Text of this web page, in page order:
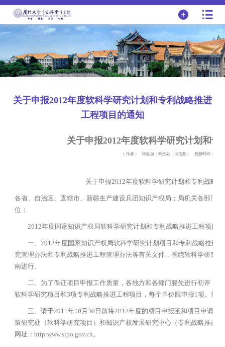
关于申报2012年度软科学研究计划和专利战略推进
工程项目的通知
关于申报2012年度软科学研究计划和
［ 作者： 转贴自：科技处 点击数： 更新时间：
关于申报2012年度软科学研究计划和专利战略推进
各省、自治区、直辖市、新疆生产建设兵团知识产权局；局机关各部门
位：
2012年度国家知识产权局软科学研究计划和专利战略推进工程项目
一、2012年度国家知识产权局软科学研究计划项目和专利战略推进
究管理办法和专利战略推进工程管理办法等有关文件，围绕软科学研究
南进行。
二、为了保证项目申报工作质量，各地方和各部门要先进行初评，并
软科学研究项目和3项专利战略推进工程项目，每个单位限申报1项。优
三、请于2011年10月30日前将2012年度的项目申报函和项目申请书
策研究处（软科学研究项目）和知识产权发展研究中心（专利战略推进
网址：http:www.sipo.gov.cn。